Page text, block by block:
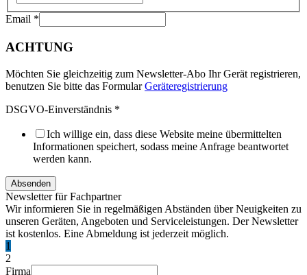
Email *
ACHTUNG
Möchten Sie gleichzeitig zum Newsletter-Abo Ihr Gerät registrieren,
benutzen Sie bitte das FormularGeräteregistrierung
DSGVO-Einverständnis *
Ich willige ein, dass diese Website meine übermittelten
Informationen speichert, sodass meine Anfrage beantwortet
werden kann.
Absenden
Newsletter für Fachpartner
Wir informieren Sie in regelmäßigen Abständen über Neuigkeiten zu
unseren Geräten, Angeboten und Serviceleistungen. Der Newsletter
ist kostenlos. Eine Abmeldung ist jederzeit möglich.
1
2
Firma